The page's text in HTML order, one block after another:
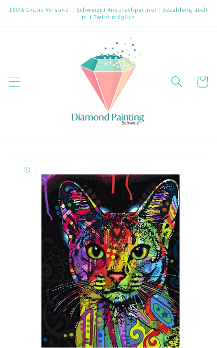
zum
100% Gratis Versand! | Schweizer Ansprechpartner | Bezahlung auch
mit Twint möglich